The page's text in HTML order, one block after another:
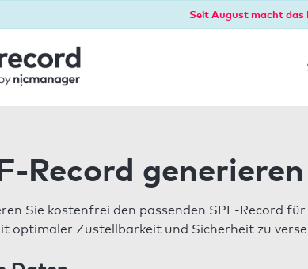
Seit August macht das
Record generieren
Sie kostenfrei den passenden SPF-Record
optimaler Zustellbarkeit und Sicherheit zu